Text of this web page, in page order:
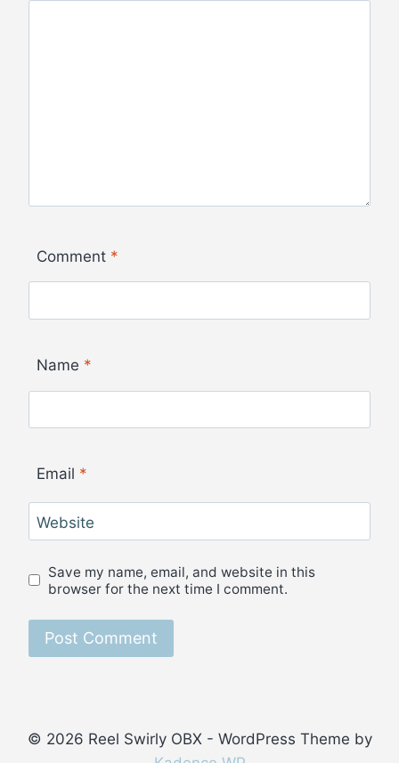
Comment *
Name *
Email *
Website
Save my name, email, and website in this
browser for the next time I comment.
© 2026 Reel Swirly OBX - WordPress Theme by